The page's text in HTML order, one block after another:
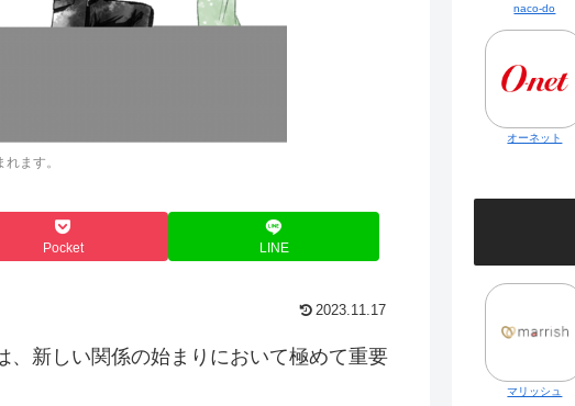
ます。
Pocket LINE
2023.11.17
新しい関係の始まりにおいて極めて重要
naco-do
オーネット
マリッシュ